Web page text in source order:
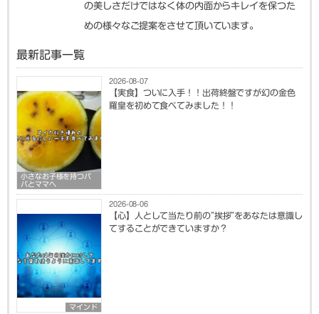
の美しさだけではなく体の内面からキレイを保つた
めの様々なご提案をさせて頂いています。
最新記事一覧
小さなお子様を持つパ
パとママへ
2026-08-07
【実食】ついに入手！！出荷終盤ですが幻の金色
羅皇を初めて食べてみました！！
マインド
2026-08-06
【心】人として当たり前の”挨拶”をあなたは意識し
てすることができていますか？